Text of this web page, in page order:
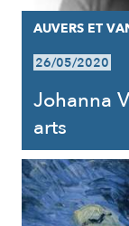
AUVERS ET
26/05/2020
Johanna
arts